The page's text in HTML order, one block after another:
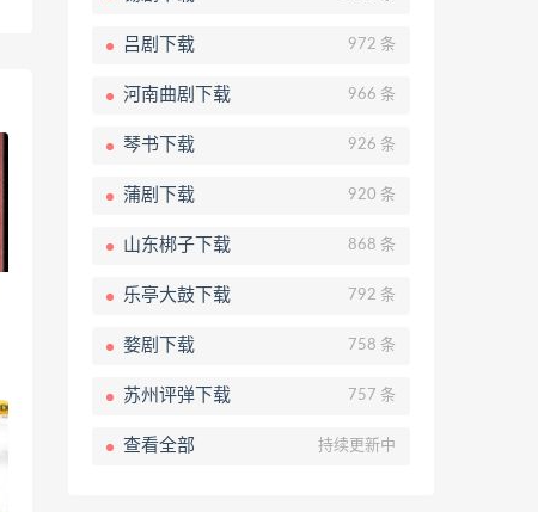
吕剧下载 972 条
河南曲剧下载 966 条
琴书下载 926 条
蒲剧下载 920 条
山东梆子下载 868 条
乐亭大鼓下载 792 条
婺剧下载 758 条
苏州评弹下载 757 条
查看全部 持续更新中